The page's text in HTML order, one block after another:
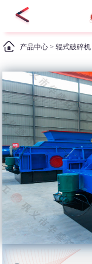
产品中心 >辊式破碎机